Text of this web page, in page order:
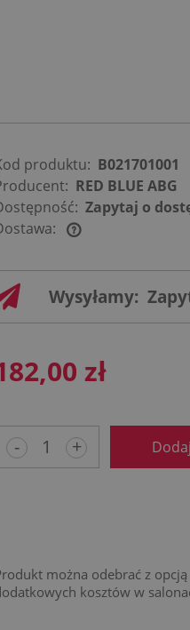
produktu: B021701001
RED BLUE ABG
Zapytaj o
nie
Wysyłamy:
zł
- +
można odebrać z
kosztów w